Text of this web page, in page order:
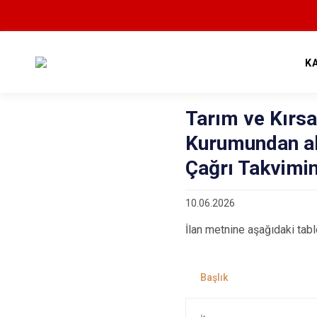
Tarım ve
Kurumundan
Çağrı
10.06.2026
İlan metnine aşağıdaki